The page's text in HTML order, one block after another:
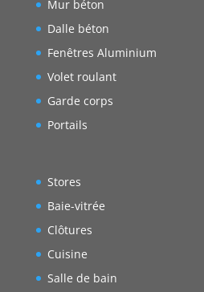
Mur béton
Dalle béton
Fenêtres Aluminium
Volet roulant
Garde corps
Portails
Stores
Baie-vitrée
Clôtures
Cuisine
Salle de bain